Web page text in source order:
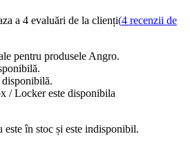
a 4 evaluări de la clienți(4 recenzii de
pentru produsele Angro.
/ Locker este disponibila
este în stoc și este indisponibil.